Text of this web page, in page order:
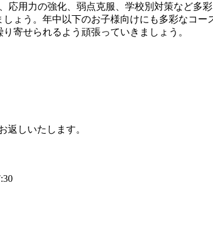
用力の強化、弱点克服、学校別対策など多
ょう。年中以下のお子様向けにも多彩なコー
寄せられるよう頑張っていきましょう。
返しいたします。